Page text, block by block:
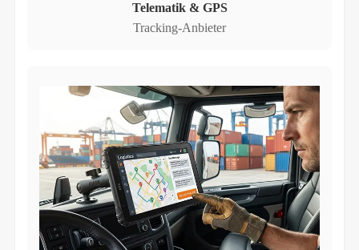
Telematik & GPS
Tracking-Anbieter